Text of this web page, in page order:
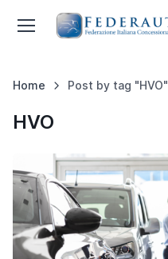
Home Post by tag "HVO"
HVO